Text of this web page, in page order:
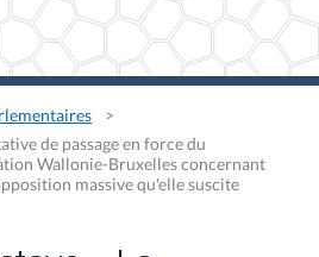
de passage en force du
Wallonie-Bruxelles concernant
massive qu'elle suscite